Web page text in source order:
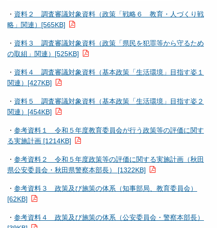
・ 資料２ 調査審議対象資料（政策「戦略６ 教育・人づくり戦
略」関連）[565KB]
・ 資料３ 調査審議対象資料（政策「県民を犯罪等から守るため
の取組」関連）[525KB]
・ 資料４ 調査審議対象資料（基本政策「生活環境」目指す姿１
関連）[427KB]
・ 資料５ 調査審議対象資料（基本政策「生活環境」目指す姿２
関連）[454KB]
・ 参考資料１ 令和５年度教育委員会が行う政策等の評価に関す
る実施計画 [1214KB]
・ 参考資料２ 令和５年度政策等の評価に関する実施計画（秋田
県公安委員会・秋田県警察本部長） [1322KB]
・ 参考資料３ 政策及び施策の体系（知事部局、教育委員会）
[62KB]
・ 参考資料４ 政策及び施策の体系（公安委員会・警察本部長）